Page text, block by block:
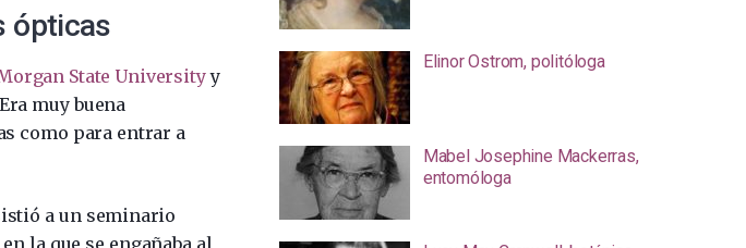
ópticas
State Universityy
muy buena
como para entrar a
a un seminario
la que se engañaba al
Elinor Ostrom, politóloga
Mabel Josephine Mackerras,
entomóloga